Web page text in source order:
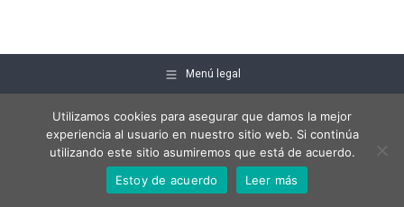
Menú legal
Utilizamos cookies para asegurar que damos la mejor
experiencia al usuario en nuestro sitio web. Si continúa
utilizando este sitio asumiremos que está de acuerdo.
Estoy de acuerdo
Leer más